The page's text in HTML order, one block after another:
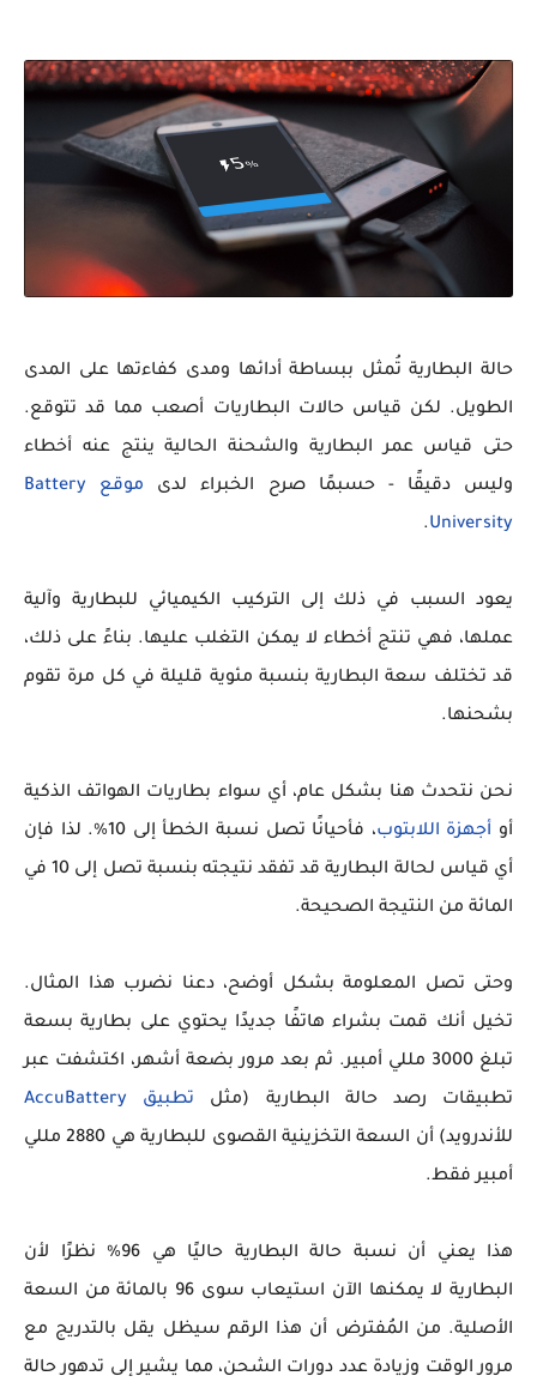
حالة البطارية تُمثل ببساطة أدائها ومدى كفاءتها على المدى
الطويل. لكن قياس حالات البطاريات أصعب مما قد تتوقع.
حتى قياس عمر البطارية والشحنة الحالية ينتج عنه أخطاء
وليس دقيقًا - حسبمًا صرح الخبراء لدى
موقع Battery
University
.
يعود السبب في ذلك إلى التركيب الكيميائي للبطارية وآلية
عملها، فهي تنتج أخطاء لا يمكن التغلب عليها. بناءً على ذلك،
قد تختلف سعة البطارية بنسبة مئوية قليلة في كل مرة تقوم
بشحنها.
نحن نتحدث هنا بشكل عام، أي سواء بطاريات الهواتف الذكية
أو أجهزة اللابتوب
، فأحيانًا تصل نسبة الخطأ إلى 10%. لذا فإن
أي قياس لحالة البطارية قد تفقد نتيجته بنسبة تصل إلى 10 في
المائة من النتيجة الصحيحة.
وحتى تصل المعلومة بشكل أوضح، دعنا نضرب هذا المثال.
تخيل أنك قمت بشراء هاتفًا جديدًا يحتوي على بطارية بسعة
تبلغ 3000 مللي أمبير. ثم بعد مرور بضعة أشهر، اكتشفت عبر
تطبيقات رصد حالة البطارية (مثل تطبيق Accu​Battery
للأندرويد) أن السعة التخزينية القصوى للبطارية هي 2880 مللي
أمبير فقط.
هذا يعني أن نسبة حالة البطارية حاليًا هي 96% نظرًا لأن
البطارية لا يمكنها الآن استيعاب سوى 96 بالمائة من السعة
الأصلية. من المُفترض أن هذا الرقم سيظل يقل بالتدريج مع
مرور الوقت وزيادة عدد دورات الشحن، مما يشير إلى تدهور حالة